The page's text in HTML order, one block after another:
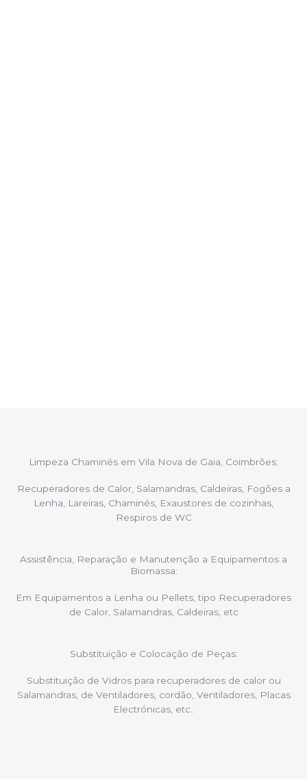
Limpeza Chaminés em Vila Nova de Gaia, Coimbrões:
Recuperadores de Calor, Salamandras, Caldeiras, Fogões a
Lenha, Lareiras, Chaminés, Exaustores de cozinhas,
Respiros de WC
Assistência, Reparação e Manutenção a Equipamentos a
Biomassa:
Em Equipamentos a Lenha ou Pellets, tipo Recuperadores
de Calor, Salamandras, Caldeiras, etc
Substituição e Colocação de Peças:
Substituição de Vidros para recuperadores de calor ou
Salamandras, de Ventiladores, cordão, Ventiladores, Placas
Electrónicas, etc..